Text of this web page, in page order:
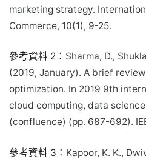
marketing strategy.
Commerce, 10(1), 9-25.
參考資料 2： Sharma, D.,
(2019, January). A brief
optimization. In 2019 9th
cloud computing, data
(confluence) (pp. 687-692).
參考資料 3： Kapoor, K. K.,